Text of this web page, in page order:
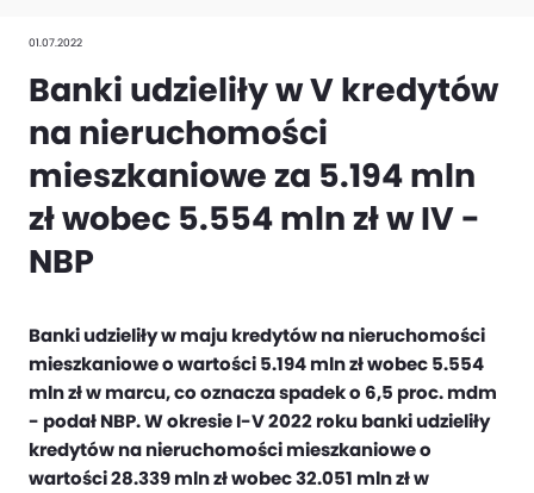
01.07.2022
Banki udzieliły w V kredytów
na nieruchomości
mieszkaniowe za 5.194 mln
zł wobec 5.554 mln zł w IV -
NBP
Banki udzieliły w maju kredytów na nieruchomości
mieszkaniowe o wartości 5.194 mln zł wobec 5.554
mln zł w marcu, co oznacza spadek o 6,5 proc. mdm
- podał NBP. W okresie I-V 2022 roku banki udzieliły
kredytów na nieruchomości mieszkaniowe o
wartości 28.339 mln zł wobec 32.051 mln zł w